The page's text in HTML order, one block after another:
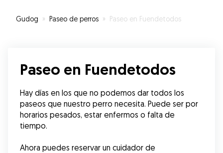
Gudog » Paseo de perros » Paseo en Fuendetodos
Paseo en Fuendetodos
Hay días en los que no podemos dar todos los
paseos que nuestro perro necesita. Puede ser por
horarios pesados, estar enfermos o falta de
tiempo.
Ahora puedes reservar un cuidador de